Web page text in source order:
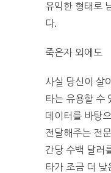
유익한 형태로
다.
죽은자 외에도
사실 당신이 살
타는 유용할 수
데이터를 바탕
전달해주는 전
간당 수백 달러
타가 조금 더